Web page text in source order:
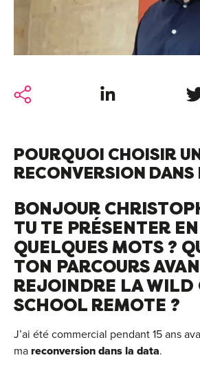
Share on LinkedIn
POURQUOI CHOISIR
RECONVERSION DANS
BONJOUR
TU TE PRÉSENTER EN
QUELQUES MOTS ?
TON PARCOURS
REJOINDRE LA WILD
SCHOOL REMOTE ?
J’ai été commercial pendant 15 ans
ma reconversion dans la data.